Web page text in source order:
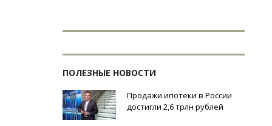
ПОЛЕЗНЫЕ НОВОСТИ
Продажи ипотеки в России
достигли 2,6 трлн рублей